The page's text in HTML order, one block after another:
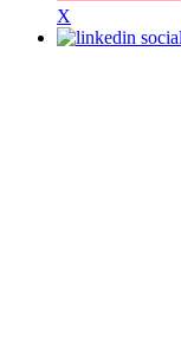
X